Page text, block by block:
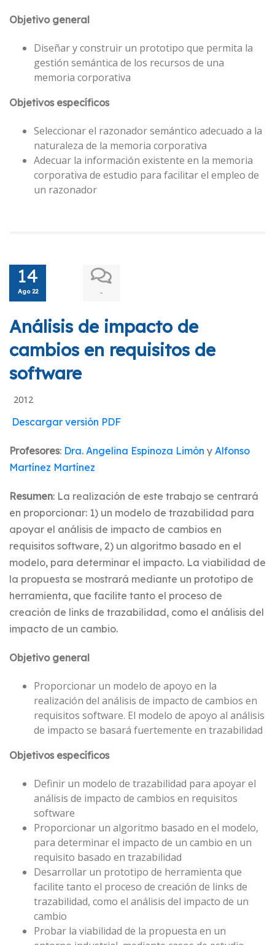
Objetivo general
Diseñar y construir un prototipo que permita la
gestión semántica de los recursos de una
memoria corporativa
Objetivos específicos
Seleccionar el razonador semántico adecuado a la
naturaleza de la memoria corporativa
Adecuar la información existente en la memoria
corporativa de estudio para facilitar el empleo de
un razonador
14
Ago 22 -
Análisis de impacto de
cambios en requisitos de
software
2012
Descargar versión PDF
Profesores: Dra. Angelina Espinoza Limón y Alfonso
Martínez Martínez
Resumen: La realización de este trabajo se centrará
en proporcionar: 1) un modelo de trazabilidad para
apoyar el análisis de impacto de cambios en
requisitos software, 2) un algoritmo basado en el
modelo, para determinar el impacto. La viabilidad de
la propuesta se mostrará mediante un prototipo de
herramienta, que facilite tanto el proceso de
creación de links de trazabilidad, como el análisis del
impacto de un cambio.
Objetivo general
Proporcionar un modelo de apoyo en la
realización del análisis de impacto de cambios en
requisitos software. El modelo de apoyo al análisis
de impacto se basará fuertemente en trazabilidad
Objetivos específicos
Definir un modelo de trazabilidad para apoyar el
análisis de impacto de cambios en requisitos
software
Proporcionar un algoritmo basado en el modelo,
para determinar el impacto de un cambio en un
requisito basado en trazabilidad
Desarrollar un prototipo de herramienta que
facilite tanto el proceso de creación de links de
trazabilidad, como el análisis del impacto de un
cambio
Probar la viabilidad de la propuesta en un